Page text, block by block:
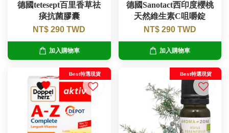
德國tetesept百里香草祛
痰抗菌膠囊
NT$ 290 TWD
加入購物車
德國Sanotact西印度櫻桃
天然維生素C咀嚼錠
NT$ 290 TWD
加入購物車
Best特選現貨 Best特選現貨